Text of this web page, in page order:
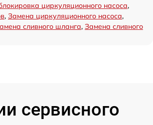
циркуляционного насоса,
, Замена циркуляционного насоса,
сливного шланга, Замена сливного
сервисного